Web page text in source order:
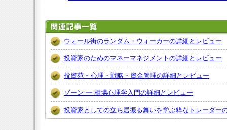
ウォール街のランダム・ウォーカーの詳細とレビュー
投資家のためのマネーマネジメントの詳細とレビュー
投資苑 - 心理・戦略・資金管理の詳細とレビュー
ゾーン ― 相場心理学入門の詳細とレビュー
投資家としての立ち居振る舞いを学ぶ粋なトレーダー